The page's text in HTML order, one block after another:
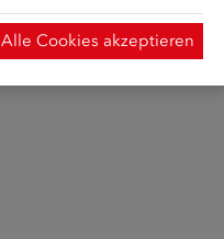
Alle Cookies akzeptieren